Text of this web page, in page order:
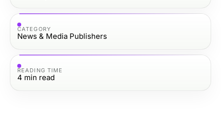
CATEGORY
News & Media Publishers
READING TIME
4 min read